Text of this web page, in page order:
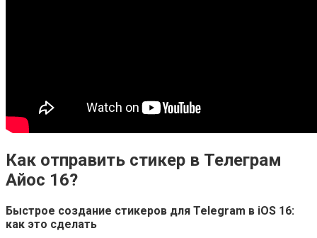
Как отправить стикер в Телеграм
Айос 16?
Быстрое создание стикеров для Telegram в iOS 16:
как это сделать